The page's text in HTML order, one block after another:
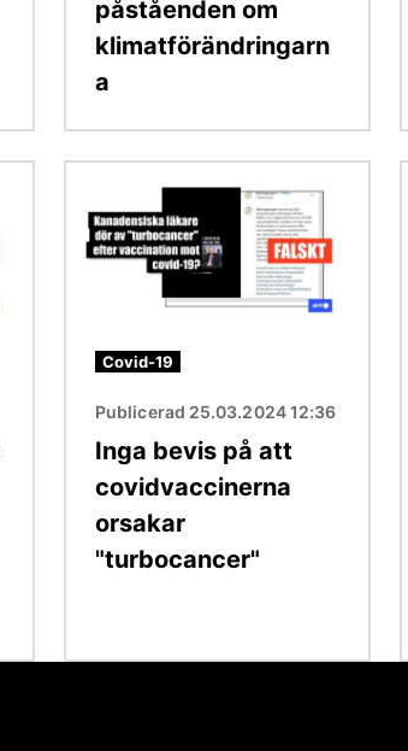
påståenden om
klimatförändringarn
a
Covid-19
Publicerad 25.03.2024 12:36
Inga bevis på att
covidvaccinerna
orsakar
"turbocancer"